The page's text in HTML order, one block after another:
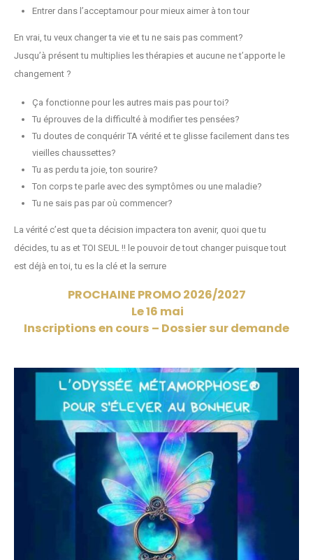
Entrer dans l’acceptamour pour mieux aimer à ton tour
En vrai, tu veux changer ta vie et tu ne sais pas comment?
Jusqu’à présent tu multiplies les thérapies et aucune ne t’apporte le
changement ?
Ça fonctionne pour les autres mais pas pour toi?
Tu éprouves de la difficulté à modifier tes pensées?
Tu doutes de conquérir TA vérité et te glisse facilement dans tes
vieilles chaussettes?
Tu as perdu ta joie, ton sourire?
Ton corps te parle avec des symptômes ou une maladie?
Tu ne sais pas par où commencer?
La vérité c’est que ta décision impactera ton avenir, quoi que tu
décides, tu as et TOI SEUL !! le pouvoir de tout changer puisque tout
est déjà en toi, tu es la clé et la serrure
PROCHAINE PROMO 2026/2027
Le 16 mai
Inscriptions en cours – Dossier sur demande